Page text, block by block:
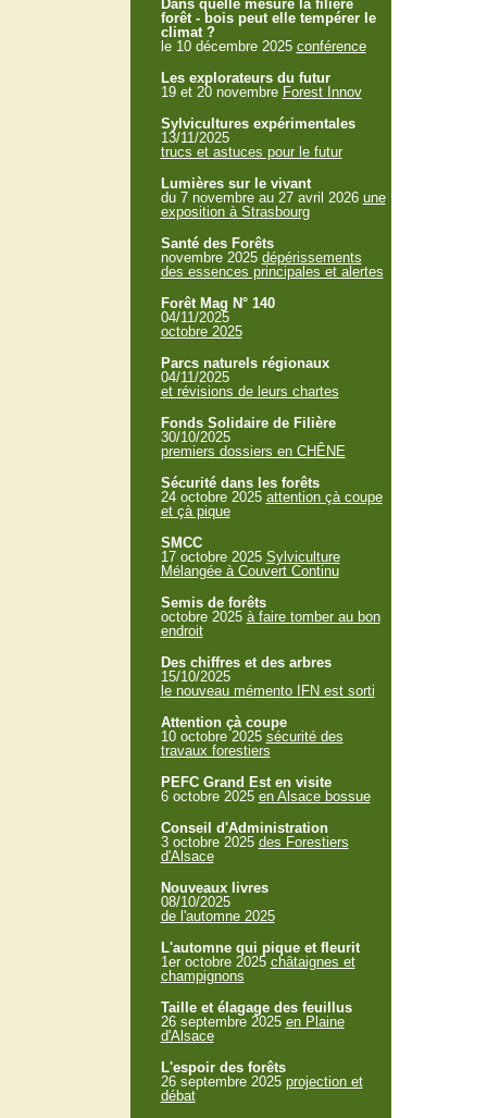
Dans quelle mesure la filière
forêt - bois peut elle tempérer le
climat ?
le 10 décembre 2025 conférence
Les explorateurs du futur
19 et 20 novembre Forest Innov
Sylvicultures expérimentales
13/11/2025
trucs et astuces pour le futur
Lumières sur le vivant
du 7 novembre au 27 avril 2026 une
exposition à Strasbourg
Santé des Forêts
novembre 2025 dépérissements
des essences principales et alertes
Forêt Mag N° 140
04/11/2025
octobre 2025
Parcs naturels régionaux
04/11/2025
et révisions de leurs chartes
Fonds Solidaire de Filière
30/10/2025
premiers dossiers en CHÊNE
Sécurité dans les forêts
24 octobre 2025 attention çà coupe
et çà pique
SMCC
17 octobre 2025 Sylviculture
Mélangée à Couvert Continu
Semis de forêts
octobre 2025 à faire tomber au bon
endroit
Des chiffres et des arbres
15/10/2025
le nouveau mémento IFN est sorti
Attention çà coupe
10 octobre 2025 sécurité des
travaux forestiers
PEFC Grand Est en visite
6 octobre 2025 en Alsace bossue
Conseil d'Administration
3 octobre 2025 des Forestiers
d'Alsace
Nouveaux livres
08/10/2025
de l'automne 2025
L'automne qui pique et fleurit
1er octobre 2025 châtaignes et
champignons
Taille et élagage des feuillus
26 septembre 2025 en Plaine
d'Alsace
L'espoir des forêts
26 septembre 2025 projection et
débat